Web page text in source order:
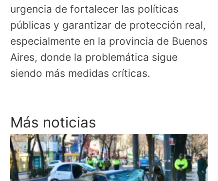
urgencia de fortalecer las políticas
públicas y garantizar de protección real,
especialmente en la provincia de Buenos
Aires, donde la problemática sigue
siendo más medidas críticas.
Más noticias